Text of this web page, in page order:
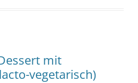
mit
vegetarisch)